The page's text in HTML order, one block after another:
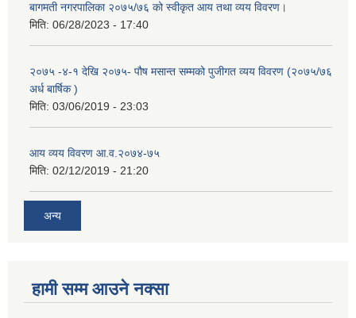
बागमती नगरपालिका २०७५/७६ को स्वीकृत आय तथा व्यय विवरण।
मिति: 06/28/2023 - 17:40
२०७५ -४-१ देखि २०७५- पौष मसान्त सम्मको पुजीगत व्यय विवरण (२०७५/७६
अर्ध बार्षिक )
मिति: 03/06/2019 - 23:03
आय व्यय विवरण आ.व.२०७४-७५
मिति: 02/12/2019 - 21:20
अन्य
हामी सम्म आउने नक्सा